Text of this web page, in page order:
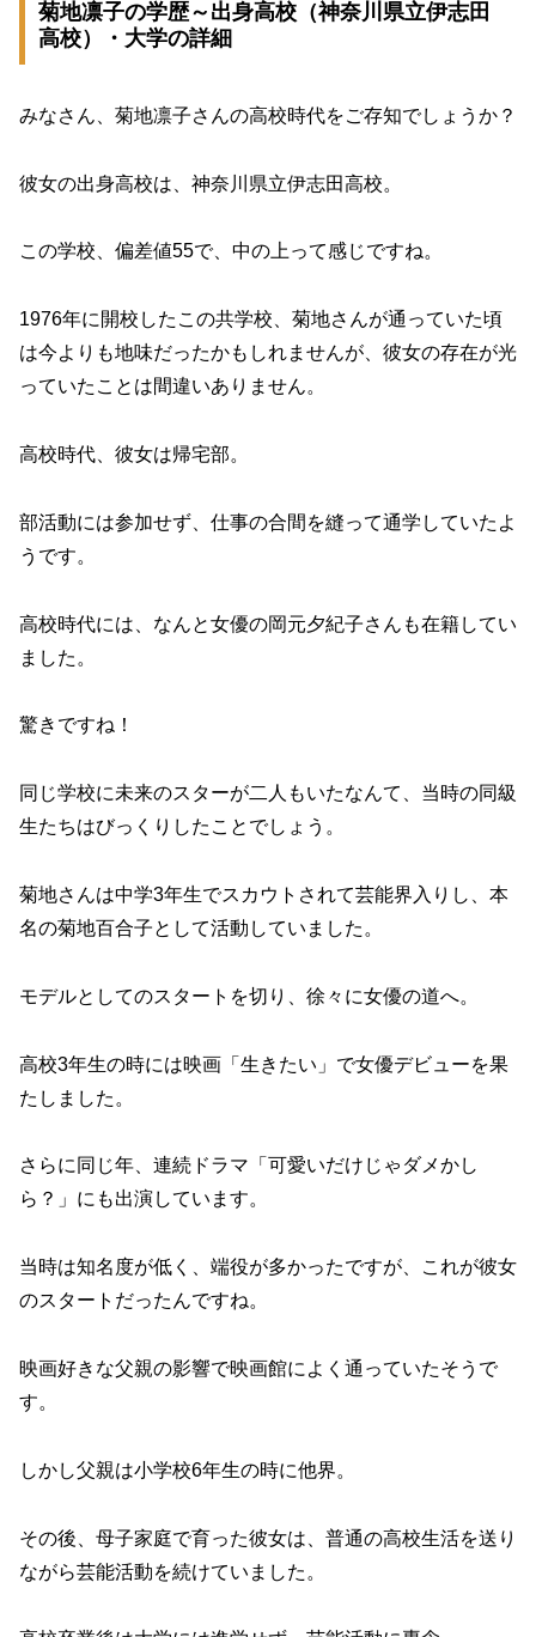
菊地凛子の学歴～出身高校（神奈川県立伊志田
高校）・大学の詳細
みなさん、菊地凛子さんの高校時代をご存知でしょうか？
彼女の出身高校は、神奈川県立伊志田高校。
この学校、偏差値55で、中の上って感じですね。
1976年に開校したこの共学校、菊地さんが通っていた頃
は今よりも地味だったかもしれませんが、彼女の存在が光
っていたことは間違いありません。
高校時代、彼女は帰宅部。
部活動には参加せず、仕事の合間を縫って通学していたよ
うです。
高校時代には、なんと女優の岡元夕紀子さんも在籍してい
ました。
驚きですね！
同じ学校に未来のスターが二人もいたなんて、当時の同級
生たちはびっくりしたことでしょう。
菊地さんは中学3年生でスカウトされて芸能界入りし、本
名の菊地百合子として活動していました。
モデルとしてのスタートを切り、徐々に女優の道へ。
高校3年生の時には映画「生きたい」で女優デビューを果
たしました。
さらに同じ年、連続ドラマ「可愛いだけじゃダメかし
ら？」にも出演しています。
当時は知名度が低く、端役が多かったですが、これが彼女
のスタートだったんですね。
映画好きな父親の影響で映画館によく通っていたそうで
す。
しかし父親は小学校6年生の時に他界。
その後、母子家庭で育った彼女は、普通の高校生活を送り
ながら芸能活動を続けていました。